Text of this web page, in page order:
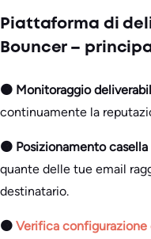
Piattaforma di
Bouncer –
🟠 Monitoraggio
continuamente la
🟠 Posizionamento
quante delle tue email
destinatario.
🟠 Verifica configurazione